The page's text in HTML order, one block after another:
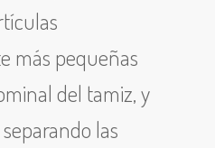
más pequeñas
del tamiz, y
las